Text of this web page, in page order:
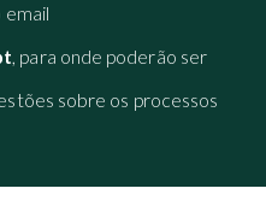
, para onde poderão ser
sobre os processos